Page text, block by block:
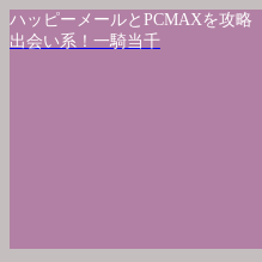
ハッピーメールとPCMAXを攻略
出会い系！一騎当千